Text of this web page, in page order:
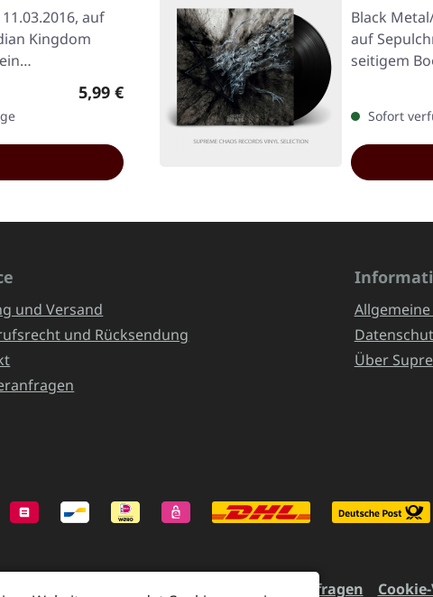
auf
Kingdom
Regulärer Preis:
5,99 €
Black
auf
seitigem
Sofort
und Versand
und Rücksendung
Über
und Rücksendung Händleranfragen